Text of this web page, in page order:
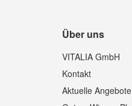
Über uns
VITALIA GmbH
Kontakt
Aktuelle Angebote